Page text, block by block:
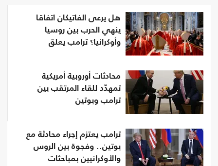
هل يرعى الفاتيكان اتفاقا
ينهي الحرب بين روسيا
وأوكرانيا؟ ترامب يعلق
محادثات أوروبية أمريكية
تمهدّد للقاء المرتقب بين
ترامب وبوتين
ترامب يعتزم إجراء محادثة مع
بوتين.. وفجوة بين الروس
والأوكرانيين بمباحثات